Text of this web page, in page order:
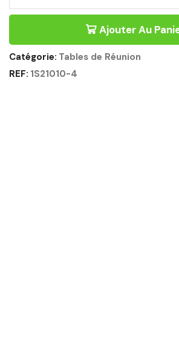
Ajouter Au
Catégorie: Tables de Réunion
REF: 1S21010-4